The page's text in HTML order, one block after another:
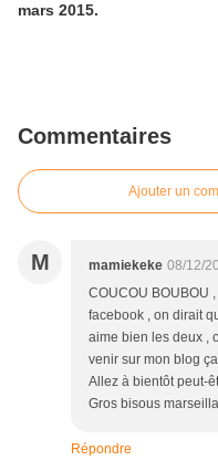
mars 2015.
Commentaires
Ajouter un
M mamiekeke 08/12/
COUCOU BOUBOU
facebook , on dirait
aime bien les deux ,
venir sur mon blog
Allez à bientôt peut-
Gros bisous
Répondre